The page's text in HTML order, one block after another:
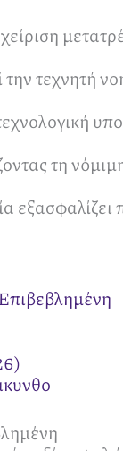
την τεχνητή
τη